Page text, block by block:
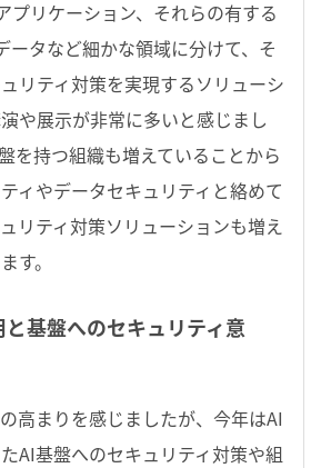
プリケーション、それらの有する
ータなど細かな領域に分けて、そ
リティ対策を実現するソリューシ
や展示が非常に多いと感じまし
を持つ組織も増えていることから
ィやデータセキュリティと絡めて
リティ対策ソリューションも増え
す。
と基盤へのセキュリティ意
高まりを感じましたが、今年はAI
AI基盤へのセキュリティ対策や組